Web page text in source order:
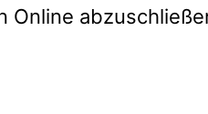
Online